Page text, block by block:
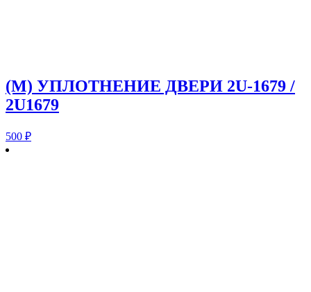
(M) УПЛОТНЕНИЕ ДВЕРИ 2U-1679 /
2U1679
500 ₽